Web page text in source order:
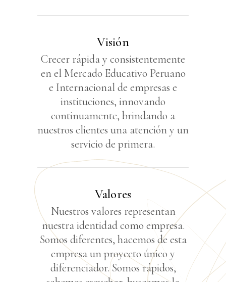
Visión
Crecer rápida y consistentemente
en el Mercado Educativo Peruano
e Internacional de empresas e
instituciones, innovando
continuamente, brindando a
nuestros clientes una atención y un
servicio de primera.
Valores
Nuestros valores representan
nuestra identidad como empresa.
Somos diferentes, hacemos de esta
empresa un proyecto único y
diferenciador. Somos rápidos,